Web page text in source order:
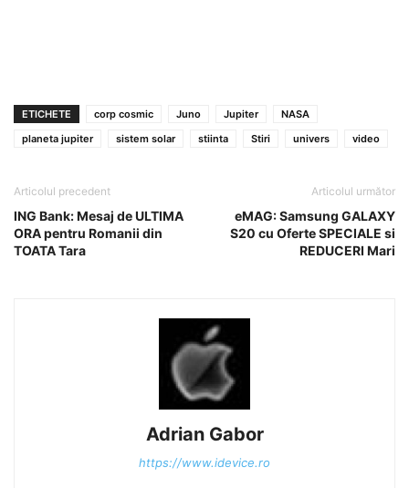
ETICHETE corp cosmic Juno Jupiter
NASA
planeta jupiter
sistem solar stiinta Stiri univers video
Articolul precedent
ING Bank: Mesaj de ULTIMA
ORA pentru Romanii din
TOATA Tara
Articolul următor
eMAG: Samsung GALAXY
S20 cu Oferte SPECIALE si
REDUCERI Mari
Adrian Gabor
https://www.idevice.ro